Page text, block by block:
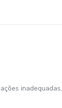
inadequadas,